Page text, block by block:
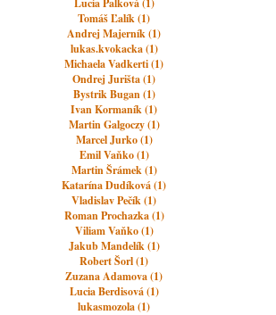
Lucia Palková (1)
Tomáš Ľalík (1)
Andrej Majerník (1)
lukas.kvokacka (1)
Michaela Vadkerti (1)
Ondrej Jurišta (1)
Bystrik Bugan (1)
Ivan Kormaník (1)
Martin Galgoczy (1)
Marcel Jurko (1)
Emil Vaňko (1)
Martin Šrámek (1)
Katarína Dudíková (1)
Vladislav Pečík (1)
Roman Prochazka (1)
Viliam Vaňko (1)
Jakub Mandelík (1)
Robert Šorl (1)
Zuzana Adamova (1)
Lucia Berdisová (1)
lukasmozola (1)